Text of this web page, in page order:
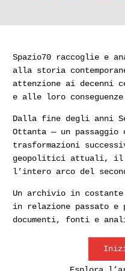
Spazio70 raccoglie e
alla storia
attenzione ai decenni
e alle loro
Dalla fine degli anni
Ottanta — un
trasformazioni
geopolitici attuali, il
l’intero arco del
Un archivio in costante
in relazione passato e
documenti, fonti e